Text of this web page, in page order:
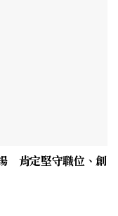
肯定堅守職位、創